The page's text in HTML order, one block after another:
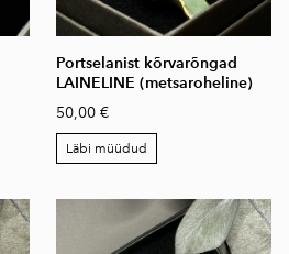
Portselanist kõrvarõngad
LAINELINE (metsaroheline)
50,00 €
Läbi müüdud